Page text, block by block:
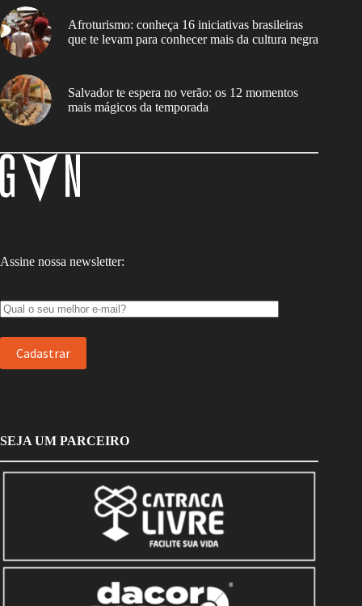
Afroturismo: conheça 16 iniciativas brasileiras
que te levam para conhecer mais da cultura negra
Salvador te espera no verão: os 12 momentos
mais mágicos da temporada
Assine nossa newsletter:
SEJA UM PARCEIRO